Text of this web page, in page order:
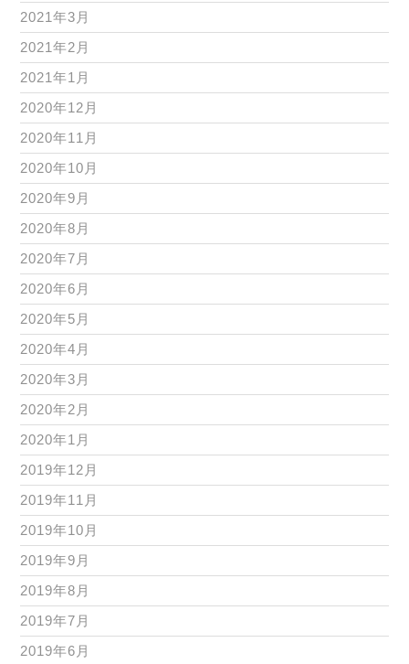
2021年3月
2021年2月
2021年1月
2020年12月
2020年11月
2020年10月
2020年9月
2020年8月
2020年7月
2020年6月
2020年5月
2020年4月
2020年3月
2020年2月
2020年1月
2019年12月
2019年11月
2019年10月
2019年9月
2019年8月
2019年7月
2019年6月